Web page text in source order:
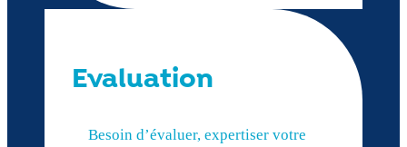
Evaluation
Besoin d’évaluer, expertiser votre